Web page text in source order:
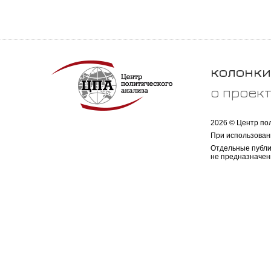
колонки
о
2026 © Центр
При
Отдельные
не